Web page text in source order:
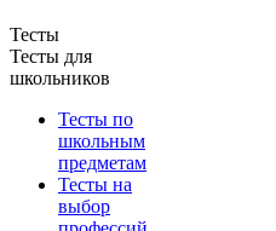
Тесты
Тесты для
школьников
Тесты по
школьным
предметам
Тесты на
выбор